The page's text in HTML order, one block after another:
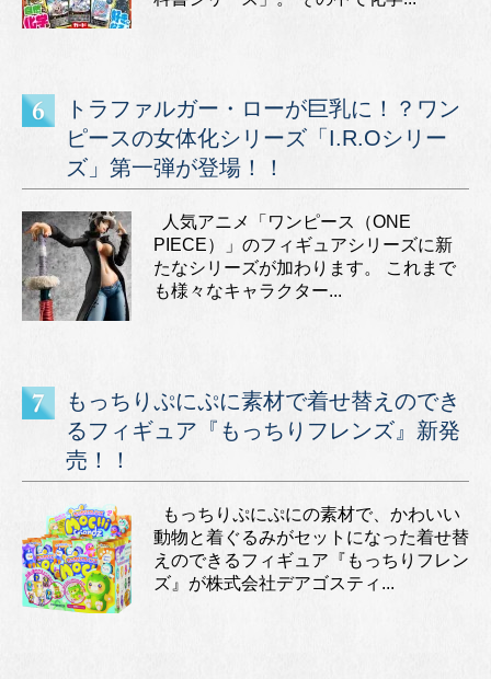
トラファルガー・ローが巨乳に！？ワン
ピースの女体化シリーズ「I.R.Oシリー
ズ」第一弾が登場！！
人気アニメ「ワンピース（ONE
PIECE）」のフィギュアシリーズに新
たなシリーズが加わります。 これまで
も様々なキャラクター...
もっちりぷにぷに素材で着せ替えのでき
るフィギュア『もっちりフレンズ』新発
売！！
もっちりぷにぷにの素材で、かわいい
動物と着ぐるみがセットになった着せ替
えのできるフィギュア『もっちりフレン
ズ』が株式会社デアゴスティ...